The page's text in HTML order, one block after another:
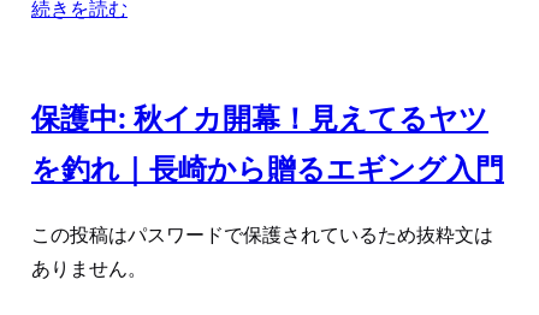
続きを読む
保護中: 秋イカ開幕！見えてるヤツ
を釣れ｜長崎から贈るエギング入門
この投稿はパスワードで保護されているため抜粋文は
ありません。